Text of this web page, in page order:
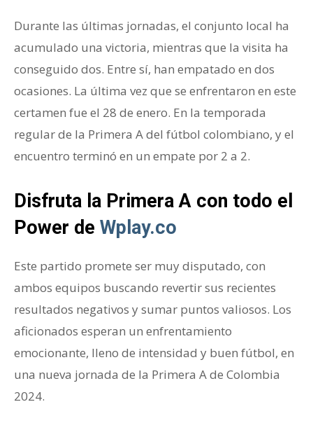
Durante las últimas jornadas, el conjunto local ha
acumulado una victoria, mientras que la visita ha
conseguido dos. Entre sí, han empatado en dos
ocasiones. La última vez que se enfrentaron en este
certamen fue el 28 de enero. En la temporada
regular de la Primera A del fútbol colombiano, y el
encuentro terminó en un empate por 2 a 2.
Disfruta la Primera A con todo el
Power de Wplay.co
Este partido promete ser muy disputado, con
ambos equipos buscando revertir sus recientes
resultados negativos y sumar puntos valiosos. Los
aficionados esperan un enfrentamiento
emocionante, lleno de intensidad y buen fútbol, en
una nueva jornada de la Primera A de Colombia
2024.